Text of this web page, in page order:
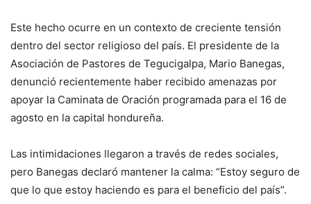
Este hecho ocurre en un contexto de creciente tensión
dentro del sector religioso del país. El presidente de la
Asociación de Pastores de Tegucigalpa, Mario Banegas,
denunció recientemente haber recibido amenazas por
apoyar la Caminata de Oración programada para el 16 de
agosto en la capital hondureña.
Las intimidaciones llegaron a través de redes sociales,
pero Banegas declaró mantener la calma: “Estoy seguro de
que lo que estoy haciendo es para el beneficio del país”.